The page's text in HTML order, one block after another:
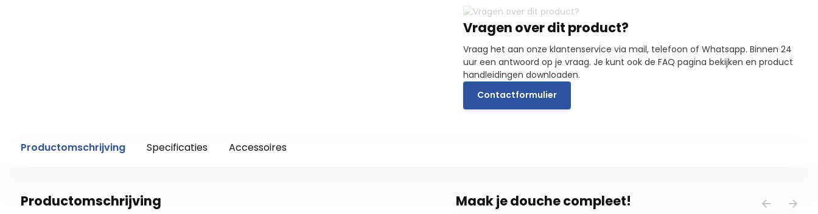
Vragen over dit product?
Vraag het aan onze klantenservice via mail, telefoon of Whatsapp. Binnen 24
uur een antwoord op je vraag. Je kunt ook de FAQ pagina bekijken en product
handleidingen downloaden.
Contactformulier
Productomschrijving Specificaties Accessoires
Productomschrijving Maak je douche compleet!